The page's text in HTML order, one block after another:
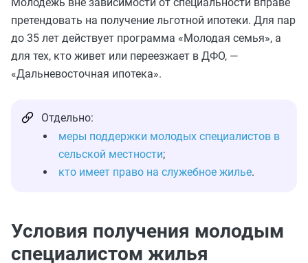
претендовать на получение льготной ипотеки. Для пар
до 35 лет действует программа «Молодая семья», а
для тех, кто живет или переезжает в ДФО, —
«Дальневосточная ипотека».
Отдельно:
меры поддержки молодых специалистов в
сельской местности;
кто имеет право на служебное жилье.
Условия получения молодым
специалистом жилья